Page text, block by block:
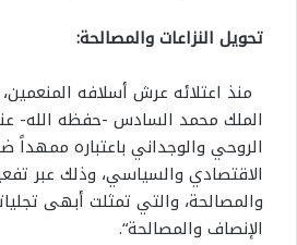
تحويل النزاعات والمصالحة:
منذ اعتلائه عرش أسلافه
الملك محمد السادس -حفظه الله-
الروحي والوجداني باعتباره ممهداً
الاقتصادي والسياسي، وذلك عبر
والمصالحة، والتي تمثلت أبهى
الإنصاف والمصالحة“.